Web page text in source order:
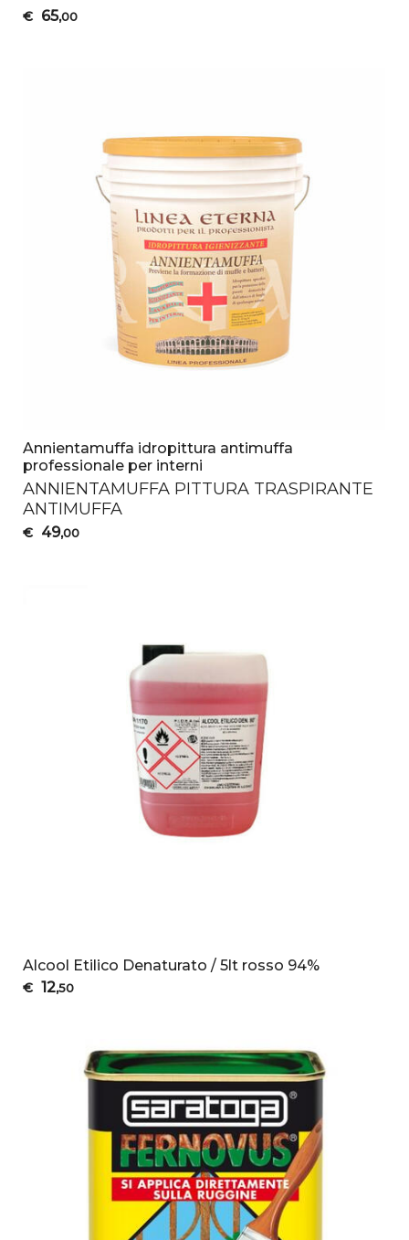
€ 65,00
Annientamuffa idropittura antimuffa
professionale per interni
ANNIENTAMUFFA PITTURA TRASPIRANTE
ANTIMUFFA
€ 49,00
Alcool Etilico Denaturato / 5lt rosso 94%
€ 12,50